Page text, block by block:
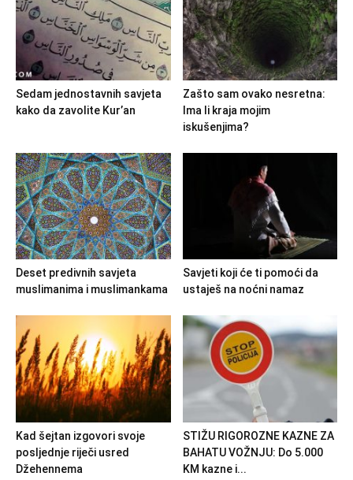
Sedam jednostavnih savjeta
kako da zavolite Kur’an
Zašto sam ovako nesretna:
Ima li kraja mojim
iskušenjima?
Deset predivnih savjeta
muslimanima i muslimankama
Savjeti koji će ti pomoći da
ustaješ na noćni namaz
Kad šejtan izgovori svoje
posljednje riječi usred
Džehennema
STIŽU RIGOROZNE KAZNE ZA
BAHATU VOŽNJU: Do 5.000
KM kazne i...